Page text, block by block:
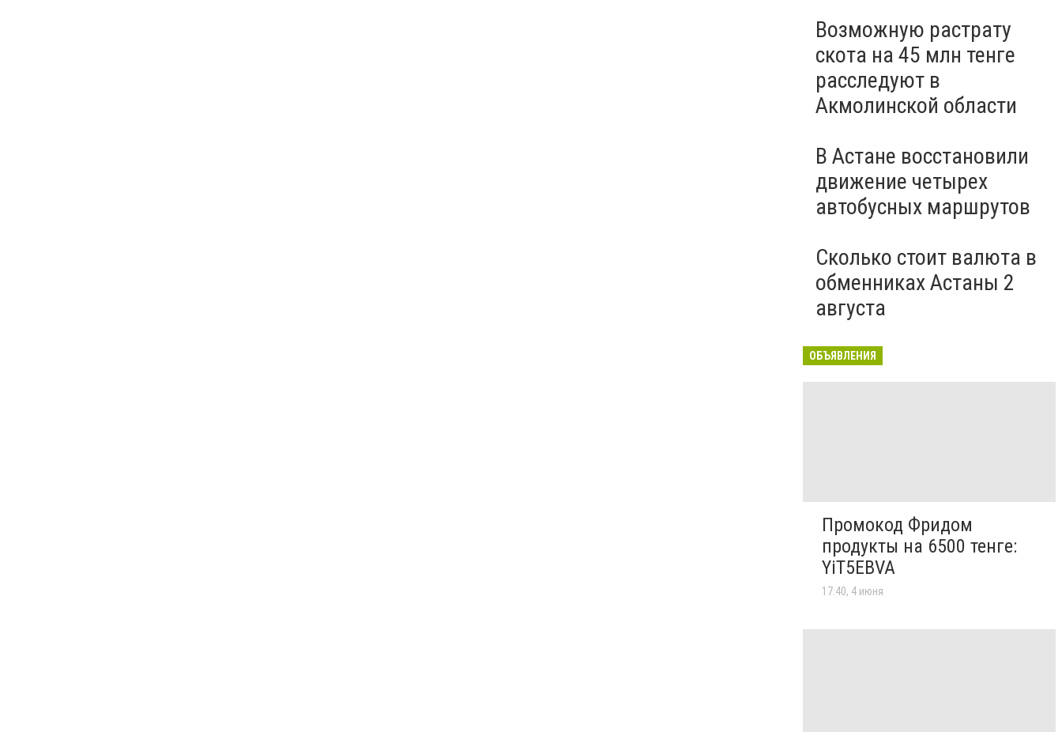
Возможную растрату
скота на 45 млн тенге
расследуют в
Акмолинской области
В Астане восстановили
движение четырех
автобусных маршрутов
Сколько стоит валюта в
обменниках Астаны 2
августа
ОБЪЯВЛЕНИЯ
Промокод Фридом
продукты на 6500 тенге:
YiT5EBVA
17:40, 4 июня